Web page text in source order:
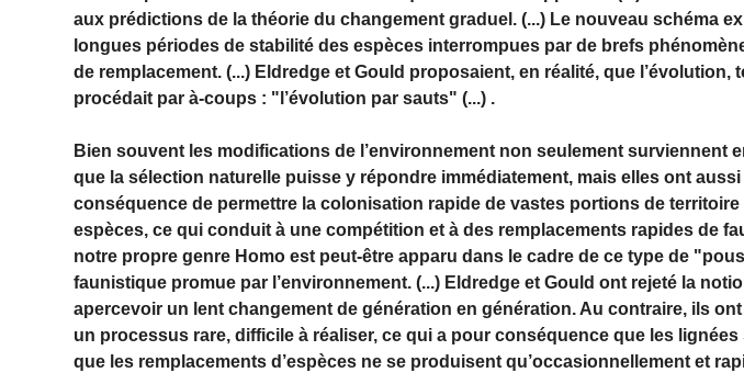
aux prédictions de la théorie du changement graduel. (...) Le nouveau schéma
longues périodes de stabilité des espèces interrompues par de brefs
de remplacement. (...) Eldredge et Gould proposaient, en réalité, que l’évolution,
procédait par à-coups : "l’évolution par sauts" (...) .
Bien souvent les modifications de l’environnement non seulement surviennent
que la sélection naturelle puisse y répondre immédiatement, mais elles ont
conséquence de permettre la colonisation rapide de vastes portions de
espèces, ce qui conduit à une compétition et à des remplacements rapides de
notre propre genre Homo est peut-être apparu dans le cadre de ce type de
faunistique promue par l’environnement. (...) Eldredge et Gould ont rejeté la
apercevoir un lent changement de génération en génération. Au contraire, ils
un processus rare, difficile à réaliser, ce qui a pour conséquence que les
que les remplacements d’espèces ne se produisent qu’occasionnellement et